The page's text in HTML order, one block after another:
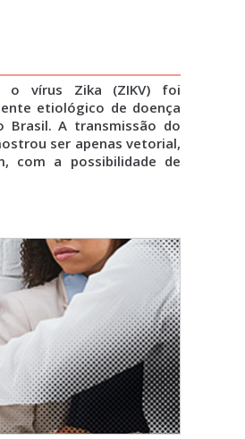
o vírus Zika (ZIKV) foi
etiológico de doença
Brasil. A transmissão do
ser apenas vetorial,
com a possibilidade de